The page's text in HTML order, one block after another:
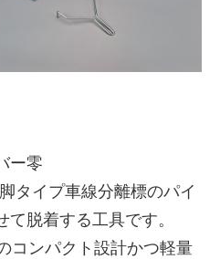
ー零
タイプ車線分離標のパイ
脱着する工具です。
コンパクト設計かつ軽量